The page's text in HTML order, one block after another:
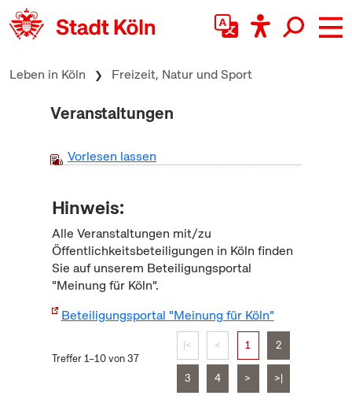
zum Inhalt springen
Leben in Köln Freizeit, Natur und Sport
Veranstaltungen
Vorlesen lassen
Hinweis:
Alle Veranstaltungen mit/zu
Öffentlichkeitsbeteiligungen in Köln finden
Sie auf unserem Beteiligungsportal
"Meinung für Köln".
Beteiligungsportal "Meinung für Köln"
Treffer 1–10 von 37
|< < 1 2
3 4 > >|